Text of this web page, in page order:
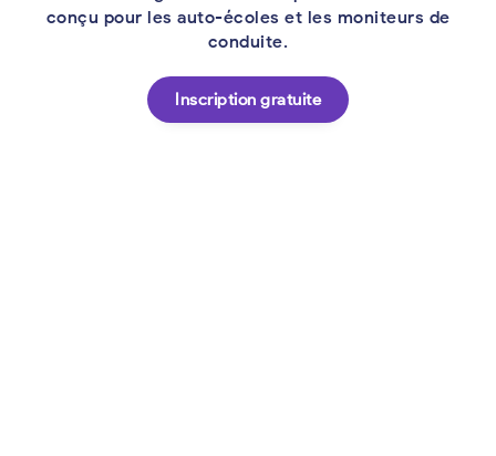
conçu pour les auto-écoles et les moniteurs de
conduite.
Inscription gratuite